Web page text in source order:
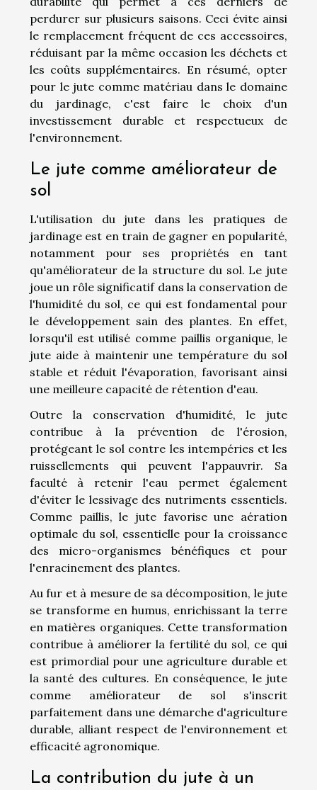
perdurer sur plusieurs saisons. Ceci évite ainsi
le remplacement fréquent de ces accessoires,
réduisant par la même occasion les déchets et
les coûts supplémentaires. En résumé, opter
pour le jute comme matériau dans le domaine
du jardinage, c'est faire le choix d'un
investissement durable et respectueux de
l'environnement.
Le jute comme améliorateur de
sol
L'utilisation du jute dans les pratiques de
jardinage est en train de gagner en popularité,
notamment pour ses propriétés en tant
qu'améliorateur de la structure du sol. Le jute
joue un rôle significatif dans la conservation de
l'humidité du sol, ce qui est fondamental pour
le développement sain des plantes. En effet,
lorsqu'il est utilisé comme paillis organique, le
jute aide à maintenir une température du sol
stable et réduit l'évaporation, favorisant ainsi
une meilleure capacité de rétention d'eau.
Outre la conservation d'humidité, le jute
contribue à la prévention de l'érosion,
protégeant le sol contre les intempéries et les
ruissellements qui peuvent l'appauvrir. Sa
faculté à retenir l'eau permet également
d'éviter le lessivage des nutriments essentiels.
Comme paillis, le jute favorise une aération
optimale du sol, essentielle pour la croissance
des micro-organismes bénéfiques et pour
l'enracinement des plantes.
Au fur et à mesure de sa décomposition, le jute
se transforme en humus, enrichissant la terre
en matières organiques. Cette transformation
contribue à améliorer la fertilité du sol, ce qui
est primordial pour une agriculture durable et
la santé des cultures. En conséquence, le jute
comme améliorateur de sol s'inscrit
parfaitement dans une démarche d'agriculture
durable, alliant respect de l'environnement et
efficacité agronomique.
La contribution du jute à un